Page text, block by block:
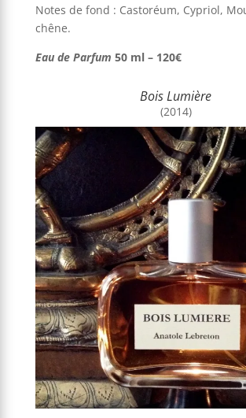
Notes de fond : Castoréum, Cypriol,
chêne.
Eau de Parfum 50 ml – 120€
Bois Lumière
(2014)